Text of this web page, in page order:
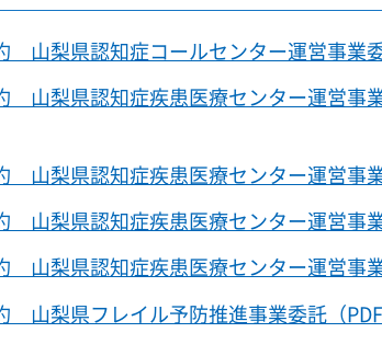
梨県認知症コールセンター運営事業委
梨県認知症疾患医療センター運営事業
梨県認知症疾患医療センター運営事業
梨県認知症疾患医療センター運営事業
梨県認知症疾患医療センター運営事業
梨県フレイル予防推進事業委託（PDF